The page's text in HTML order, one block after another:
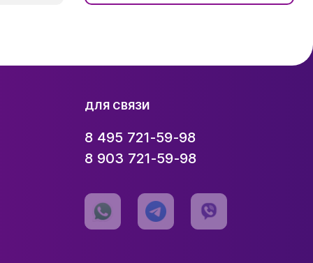
ДЛЯ СВЯЗИ
8 495 721-59-98
8 903 721-59-98